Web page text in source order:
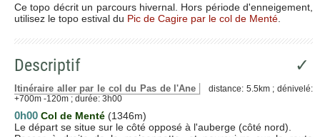
Ce topo décrit un parcours hivernal. Hors période d'enneigement,
utilisez le topo estival du Pic de Cagire par le col de Menté
Descriptif ✓
Itinéraire aller par le col du Pas de l'Ane
distance: 5.5km ; dénivelé:
+700m -120m ; durée: 3h00
0h00 Col de Menté (1346m)
Le départ se situe sur le côté opposé à l'auberge (côté nord).